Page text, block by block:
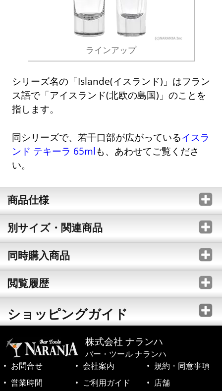
ラインアップ
シリーズ名の「Islande(イスランド)」はフラン
ス語で「アイスランド(北欧の島国)」のことを
指します。
同シリーズで、若干口部が広がっているイスラ
ンド テキーラ 65mlも、あわせてご覧くださ
い。
商品仕様
別サイズ・関連商品
同時購入商品
閲覧履歴
ショッピングガイド
株式会社 ナランハ
バー・ツール ナランハ
お問合せ
会社案内
規約・同意事項
営業時間
ご利用ガイド 店舗